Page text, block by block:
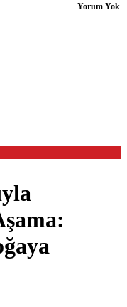
Yorum Yok